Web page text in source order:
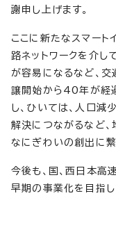
謝申し上げます。
ここに新たなスマート
路ネットワークを介し
が容易になるなど、交
譲開始から40年が経
し、ひいては、人口減
解決につながるなど、
なにぎわいの創出に繋
今後も、国、西日本高
早期の事業化を目指し